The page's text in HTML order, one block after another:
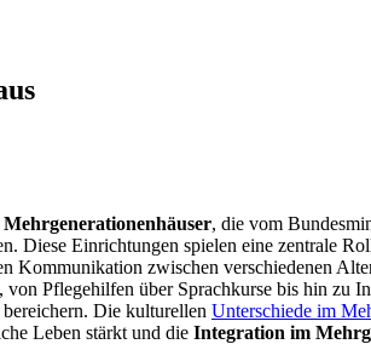
Mehrgenerationenhäuser, die vom
Diese Einrichtungen spielen eine zentrale
Kommunikation zwischen verschiedenen
Pflegehilfen über Sprachkurse bis hin zu
Die kulturellen Unterschiede im
Leben stärkt und die Integration im